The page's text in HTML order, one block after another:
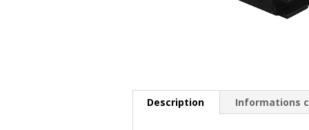
Description Informations